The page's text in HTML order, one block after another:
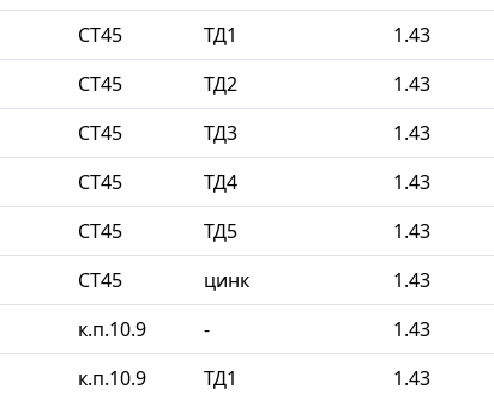
СТ45 ТД1 1.43
СТ45 ТД2 1.43
СТ45 ТД3 1.43
СТ45 ТД4 1.43
СТ45 ТД5 1.43
СТ45 цинк 1.43
к.п.10.9 - 1.43
к.п.10.9 ТД1 1.43